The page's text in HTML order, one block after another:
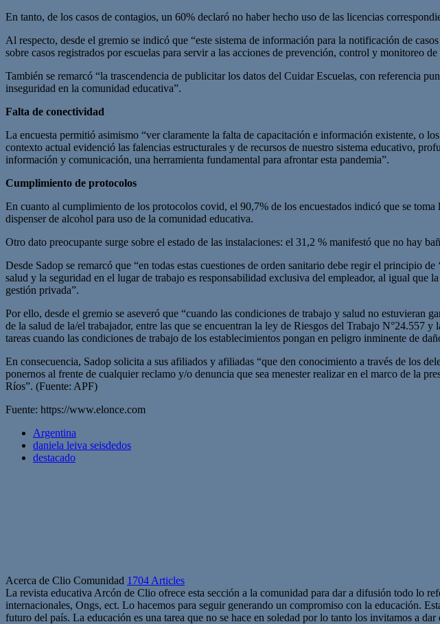
En tanto, de los casos de contagios, un 60% declaró no haber hecho uso de las licencias
Al respecto, desde el gremio se indicó que “este sistema de información para la notificación de
sobre casos registrados por escuelas para servir a las acciones de prevención, control y monitoreo
También se remarcó “la trascendencia de publicitar los datos del Cuidar Escuelas, con referencia
inseguridad en la comunidad educativa”.
Falta de conectividad
La encuesta permitió asimismo “ver claramente la falta de capacitación e información existente, o
contexto actual evidenció las falencias estructurales y de recursos de nuestro sistema educativo,
información y comunicación, una herramienta fundamental para afrontar esta pandemia”.
Cumplimiento de protocolos
En cuanto al cumplimiento de los protocolos covid, el 90,7% de los encuestados indicó que se
dispenser de alcohol para uso de la comunidad educativa.
Otro dato preocupante surge sobre el estado de las instalaciones: el 31,2 % manifestó que no hay
Desde Sadop se remarcó que “en todas estas cuestiones de orden sanitario debe regir el principio
salud y la seguridad en el lugar de trabajo es responsabilidad exclusiva del empleador, al igual que
gestión privada”.
Por ello, desde el gremio se aseveró que “cuando las condiciones de trabajo y salud no estuvieran
de la salud de la/el trabajador, entre las que se encuentran la ley de Riesgos del Trabajo N°24.557
tareas cuando las condiciones de trabajo de los establecimientos pongan en peligro inminente de
En consecuencia, Sadop solicita a sus afiliados y afiliadas “que den conocimiento a través de los
ponernos al frente de cualquier reclamo y/o denuncia que sea menester realizar en el marco de la
Ríos”. (Fuente: APF)
Fuente: https://www.elonce.com
Argentina
daniela leiva seisdedos
destacado
Acerca de Clio Comunidad 1704 Articles
La revista educativa Arcón de Clio ofrece esta sección a la comunidad para dar a difusión todo lo
internacionales, Ongs, ect. Lo hacemos para seguir generando un compromiso con la educación.
futuro del país. La educación es una tarea que no se hace en soledad por lo tanto los invitamos a